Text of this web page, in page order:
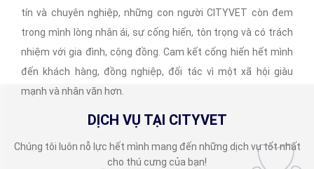
tín và chuyên nghiệp, những con người CITYVET còn đem
trong mình lòng nhân ái, sự cống hiến, tôn trọng và có trách
nhiệm với gia đình, cộng đồng. Cam kết cống hiến hết mình
đến khách hàng, đồng nghiệp, đối tác vì một xã hội giàu
mạnh và nhân văn hơn.
DỊCH VỤ TẠI CITYVET
Chúng tôi luôn nỗ lực hết mình mang đến những dịch vụ tốt nhất
cho thú cưng của bạn!